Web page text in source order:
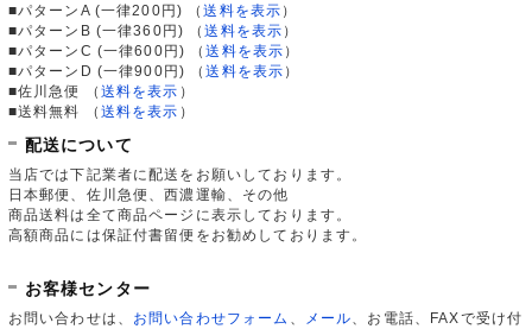
■パターンA (一律200円)
（送料を表示 ）
■パターンB (一律360円)
（送料を表示 ）
■パターンC (一律600円)
（送料を表示 ）
■パターンD (一律900円)
（送料を表示 ）
■佐川急便
（ 送料を表示 ）
■送料無料
（ 送料を表示 ）
配送について
当店では下記業者に配送をお願いしております。
日本郵便、佐川急便、西濃運輸、その他
商品送料は全て商品ページに表示しております。
高額商品には保証付書留便をお勧めしております。
お客様センター
お問い合わせは、 お問い合わせフォーム メール 、お電話、FAXで受け付